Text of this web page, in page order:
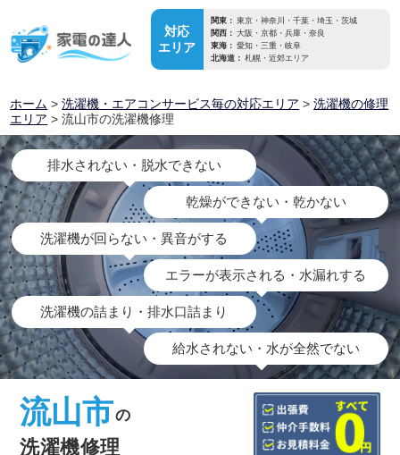
対応
エリア
関東： 東京・神奈川・千葉・埼玉・茨城
関西： 大阪・京都・兵庫・奈良
東海： 愛知・三重・岐阜
北海道： 札幌・近郊エリア
ホーム >洗濯機・エアコンサービス毎の対応エリア >洗濯機の修理
エリア > 流山市の洗濯機修理
排水されない・脱水できない
乾燥ができない・乾かない
洗濯機が回らない・異音がする
エラーが表示される・水漏れする
洗濯機の詰まり・排水口詰まり
給水されない・水が全然でない
流山市の
洗濯機修理